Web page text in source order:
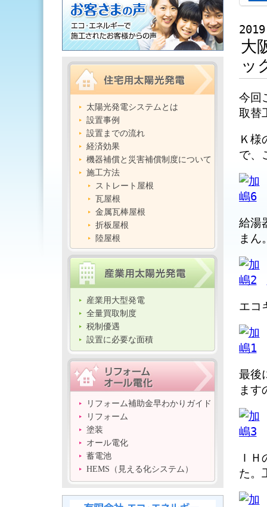
太陽光発電システムとは
設置事例
設置までの流れ
経済効果
機器補償と災害補償制度について
施工方法
ストレート屋根
瓦屋根
金属瓦棒屋根
折板屋根
陸屋根
産業用大型発電
全量買取制度
税制優遇
設置に必要な面積
リフォーム補助金早わかりガイド
リフォーム
塗装
オール電化
蓄電池
HEMS（見える化システム）
大
ッ
今回
取替
Ｋ様
で、
給湯
まん
エコ
最後
ます
Ｉ
た。